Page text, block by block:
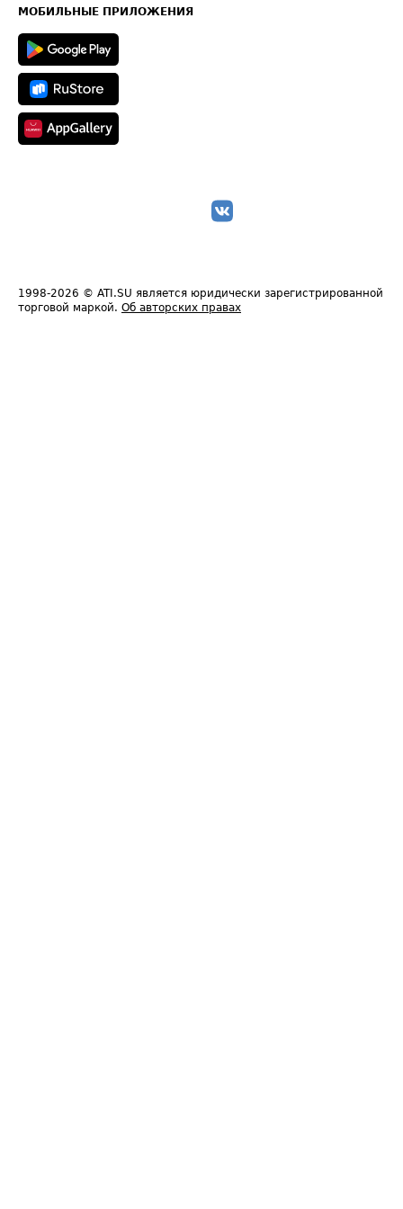
Техническая информация
МОБИЛЬНЫЕ ПРИЛОЖЕНИЯ
1998-2026 © ATI.SU является юридически зарегистрированной
торговой маркой. Об авторских правах